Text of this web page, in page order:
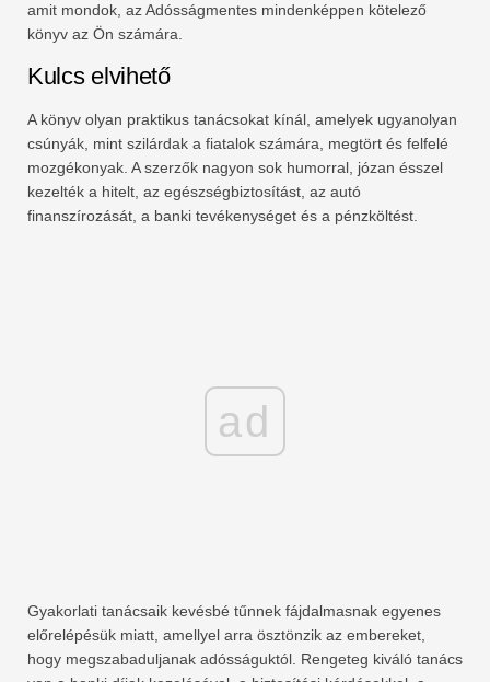
amit mondok, az Adósságmentes mindenképpen kötelező
könyv az Ön számára.
Kulcs elvihető
A könyv olyan praktikus tanácsokat kínál, amelyek ugyanolyan
csúnyák, mint szilárdak a fiatalok számára, megtört és felfelé
mozgékonyak. A szerzők nagyon sok humorral, józan ésszel
kezelték a hitelt, az egészségbiztosítást, az autó
finanszírozását, a banki tevékenységet és a pénzköltést.
ad
Gyakorlati tanácsaik kevésbé tűnnek fájdalmasnak egyenes
előrelépésük miatt, amellyel arra ösztönzik az embereket,
hogy megszabaduljanak adósságuktól. Rengeteg kiváló tanács